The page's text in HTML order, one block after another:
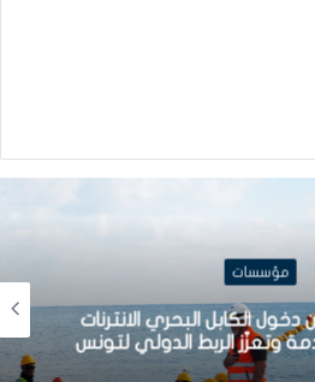
مؤسسات
الكابل البحري الانترنات